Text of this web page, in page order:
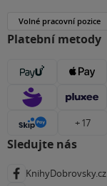
Volné pracovní pozice
Platební metody
+ 17
Sledujte nás
KnihyDobrovsky.cz